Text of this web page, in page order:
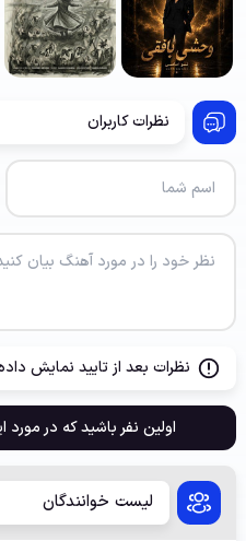
نظرات کاربران
نظرات بعد از تایید نمایش
اولین نفر باشید که در
لیست خوانندگان